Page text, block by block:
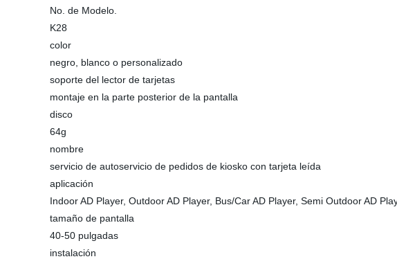
No. de Modelo.
K28
color
negro, blanco o personalizado
soporte del lector de tarjetas
montaje en la parte posterior de la pantalla
disco
64g
nombre
servicio de autoservicio de pedidos de kiosko con tarjeta leída
aplicación
Indoor AD Player, Outdoor AD Player, Bus/Car AD Player, Semi Outdoor AD
tamaño de pantalla
40-50 pulgadas
instalación